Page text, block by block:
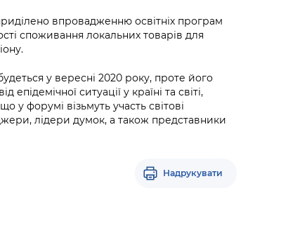
впровадженню освітніх програм
споживання локальних товарів для
у вересні 2020 року, проте його
ситуації у країні та світі,
у форумі візьмуть участь світові
лідери думок, а також представники
Надрукувати